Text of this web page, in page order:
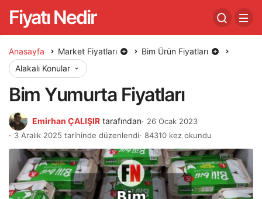
Fiyatı Nedir
Anasayfa Market Fiyatları
Bim Ürün Fiyatları
Alakalı Konular
Bim Yumurta Fiyatları
Emirhan ÇALIŞIR tarafından
26 Ocak 2023
3 Aralık 2025 tarihinde düzenlendi
84310 kez okundu